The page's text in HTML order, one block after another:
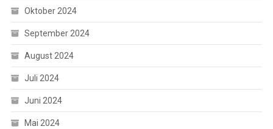
Oktober 2024
September 2024
August 2024
Juli 2024
Juni 2024
Mai 2024